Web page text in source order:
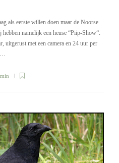
als eerste willen doen maar de Noorse
namelijk een heuse “Piip-Show“.
uitgerust met een camera en 24 uur per